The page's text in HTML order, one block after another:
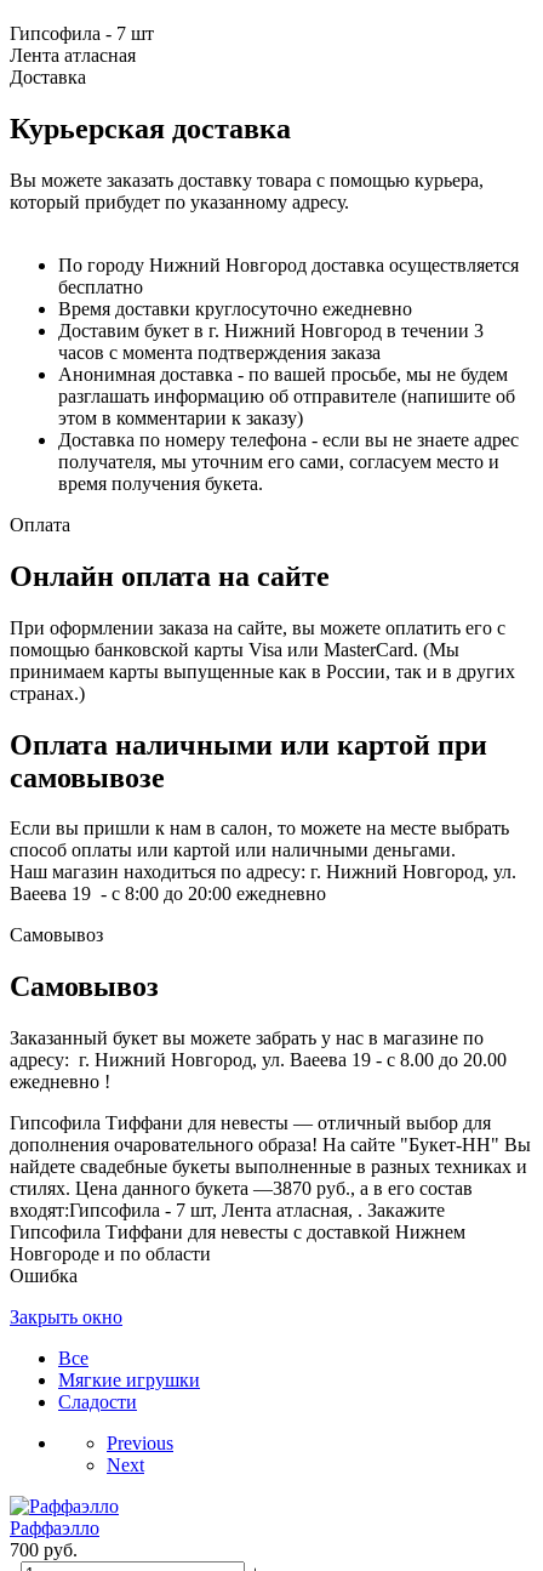
Гипсофила - 7 шт
Лента атласная
Доставка
Курьерская доставка
Вы можете заказать доставку товара с помощью курьера,
который прибудет по указанному адресу.
По городу Нижний Новгород доставка осуществляется
бесплатно
Время доставки круглосуточно ежедневно
Доставим букет в г. Нижний Новгород в течении 3
часов с момента подтверждения заказа
Анонимная доставка - по вашей просьбе, мы не будем
разглашать информацию об отправителе (напишите об
этом в комментарии к заказу)
Доставка по номеру телефона - если вы не знаете адрес
получателя, мы уточним его сами, согласуем место и
время получения букета.
Оплата
Онлайн оплата на сайте
При оформлении заказа на сайте, вы можете оплатить его с
помощью банковской карты Visa или MasterCard. (Мы
принимаем карты выпущенные как в России, так и в других
странах.)
Оплата наличными или картой при
самовывозе
Если вы пришли к нам в салон, то можете на месте выбрать
способ оплаты или картой или наличными деньгами.
Наш магазин находиться по адресу: г. Нижний Новгород, ул.
Ваеева 19 - с 8:00 до 20:00 ежедневно
Самовывоз
Самовывоз
Заказанный букет вы можете забрать у нас в магазине по
адресу: г. Нижний Новгород, ул. Ваеева 19 - с 8.00 до 20.00
ежедневно !
Гипсофила Тиффани для невесты — отличный выбор для
дополнения очаровательного образа! На сайте "Букет-НН" Вы
найдете свадебные букеты выполненные в разных техниках и
стилях. Цена данного букета —3870 руб., а в его состав
входят:Гипсофила - 7 шт, Лента атласная, . Закажите
Гипсофила Тиффани для невесты с доставкой Нижнем
Новгороде и по области
Ошибка
Закрыть окно
Все
Мягкие игрушки
Сладости
Previous
Next
Раффаэлло
700 руб.